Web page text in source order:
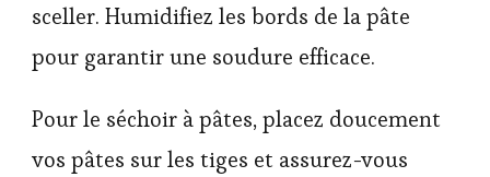
sceller. Humidifiez les bords de la pâte
pour garantir une soudure efficace.
Pour le séchoir à pâtes, placez doucement
vos pâtes sur les tiges et assurez-vous